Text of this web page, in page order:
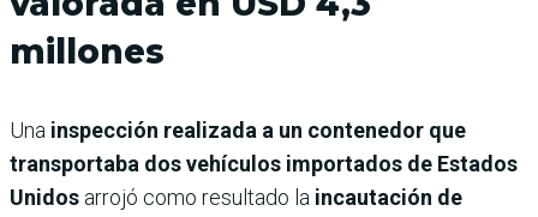
millones
Una inspección realizada a un contenedor que
transportaba dos vehículos importados de Estados
Unidos arrojó como resultado la incautación de